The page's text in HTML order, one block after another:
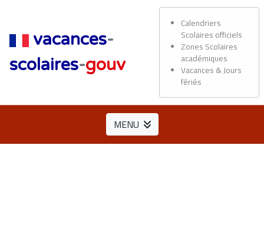
vacances-
scolaires-gouv
Calendriers
Scolaires officiels
Zones Scolaires
académiques
Vacances & Jours
fériés
MENU